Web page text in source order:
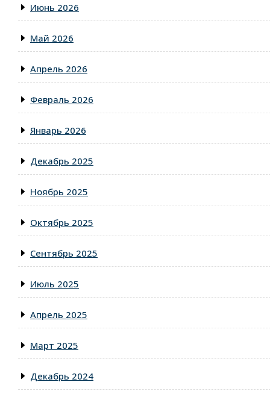
Июнь 2026
Май 2026
Апрель 2026
Февраль 2026
Январь 2026
Декабрь 2025
Ноябрь 2025
Октябрь 2025
Сентябрь 2025
Июль 2025
Апрель 2025
Март 2025
Декабрь 2024